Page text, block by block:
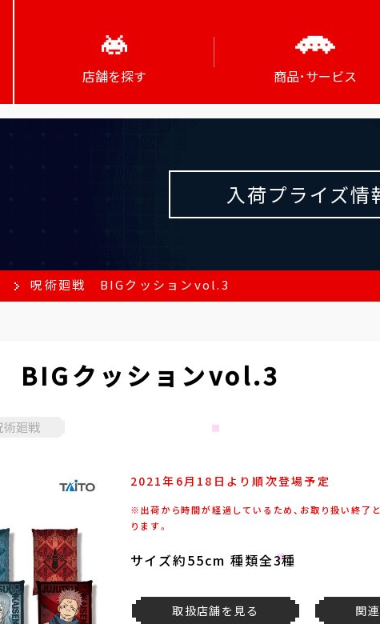
店舗を探す 商品･サービス
入荷プライズ情
呪術廻戦 BIGクッションvol.3
BIGクッションvol.3
術廻戦
2021年6月18日より順次登場予定
※出荷から時間が経過しているため、お取り扱い終了
ります。
サイズ約55cm 種類全3種
取扱店舗を見る 関